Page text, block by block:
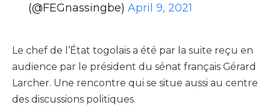
(@FEGnassingbe) April 9, 2021
Le chef de l’État togolais a été par la suite reçu en
audience par le président du sénat français Gérard
Larcher. Une rencontre qui se situe aussi au centre
des discussions politiques.